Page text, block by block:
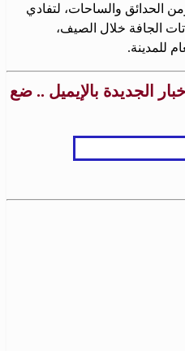
الحدائق والساحات، لتفادي
الجافة خلال الصيف،
للمدينة.
الجديدة بالإيميل .. ضع